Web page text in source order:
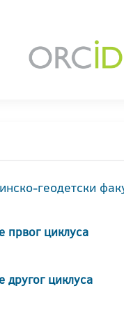
геодетски
првог циклуса
другог циклуса